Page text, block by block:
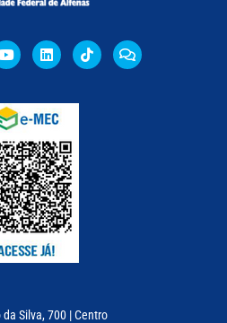
Silva, 700 | Centro